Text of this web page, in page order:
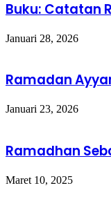
Buku: Catatan
Januari 28, 2026
Ramadan
Januari 23, 2026
Ramadhan
Maret 10, 2025